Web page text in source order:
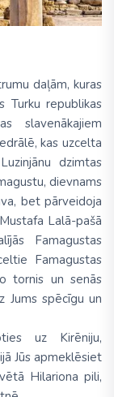
daļām, kuras
Turku republikas
slavenākajiem
kas uzcelta
dzimtas
dievnams
bet pārveidoja
Lalā-pašā
Famagustas
Famagustas
tornis un senās
Jums spēcīgu un
uz Kirēniju,
Jūs apmeklēsiet
Hilariona pili,